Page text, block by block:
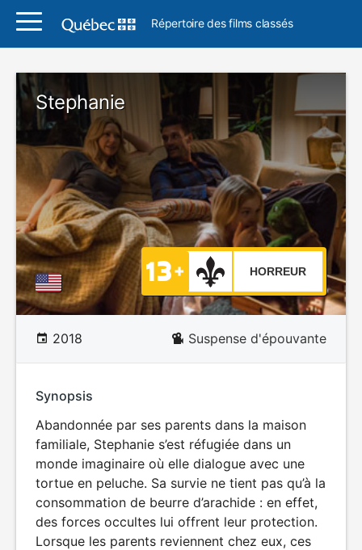
Répertoire des films classés
Stephanie
HORREUR
2018 Suspense d'épouvante
Synopsis
Abandonnée par ses parents dans la maison
familiale, Stephanie s’est réfugiée dans un
monde imaginaire où elle dialogue avec une
tortue en peluche. Sa survie ne tient pas qu’à la
consommation de beurre d’arachide : en effet,
des forces occultes lui offrent leur protection.
Lorsque les parents reviennent chez eux, ces